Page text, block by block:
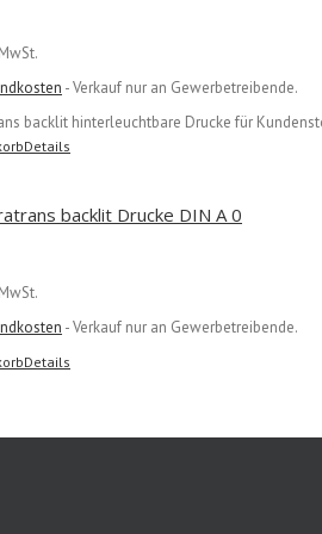
- Verkauf nur an Gewerbetreibende.
backlit hinterleuchtbare Drucke für
Details
backlit Drucke DIN A 0
- Verkauf nur an Gewerbetreibende.
Details